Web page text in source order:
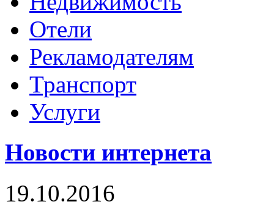
Отели
Рекламодателям
Транспорт
Услуги
Новости интернета
19.10.2016